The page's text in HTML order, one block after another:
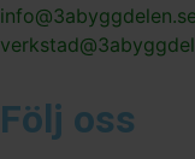
Följ oss